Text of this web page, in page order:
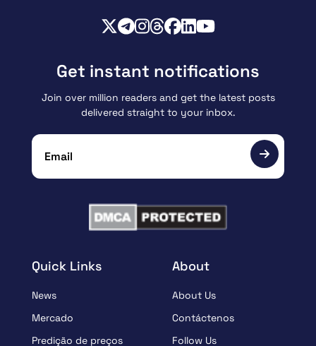
Quick Links
News
Mercado
Predição de preços
About
About Us
Contáctenos
Follow Us
Get instant notifications
Join over million readers and get the latest posts
delivered straight to your inbox.